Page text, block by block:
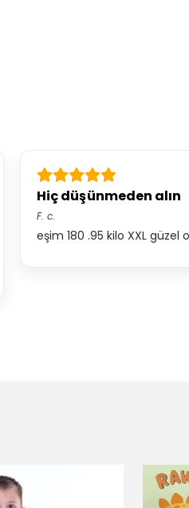
Hiç düşünmeden alın
F. c.
eşim 180 .95 kilo XXL güzel